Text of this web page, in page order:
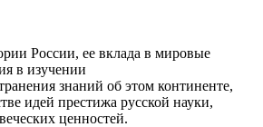
России, ее вклада в мировые
в изучении
знаний об этом континенте,
идей престижа русской науки,
ценностей.